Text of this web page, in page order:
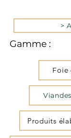
>
Gamme :
Foie
Produits